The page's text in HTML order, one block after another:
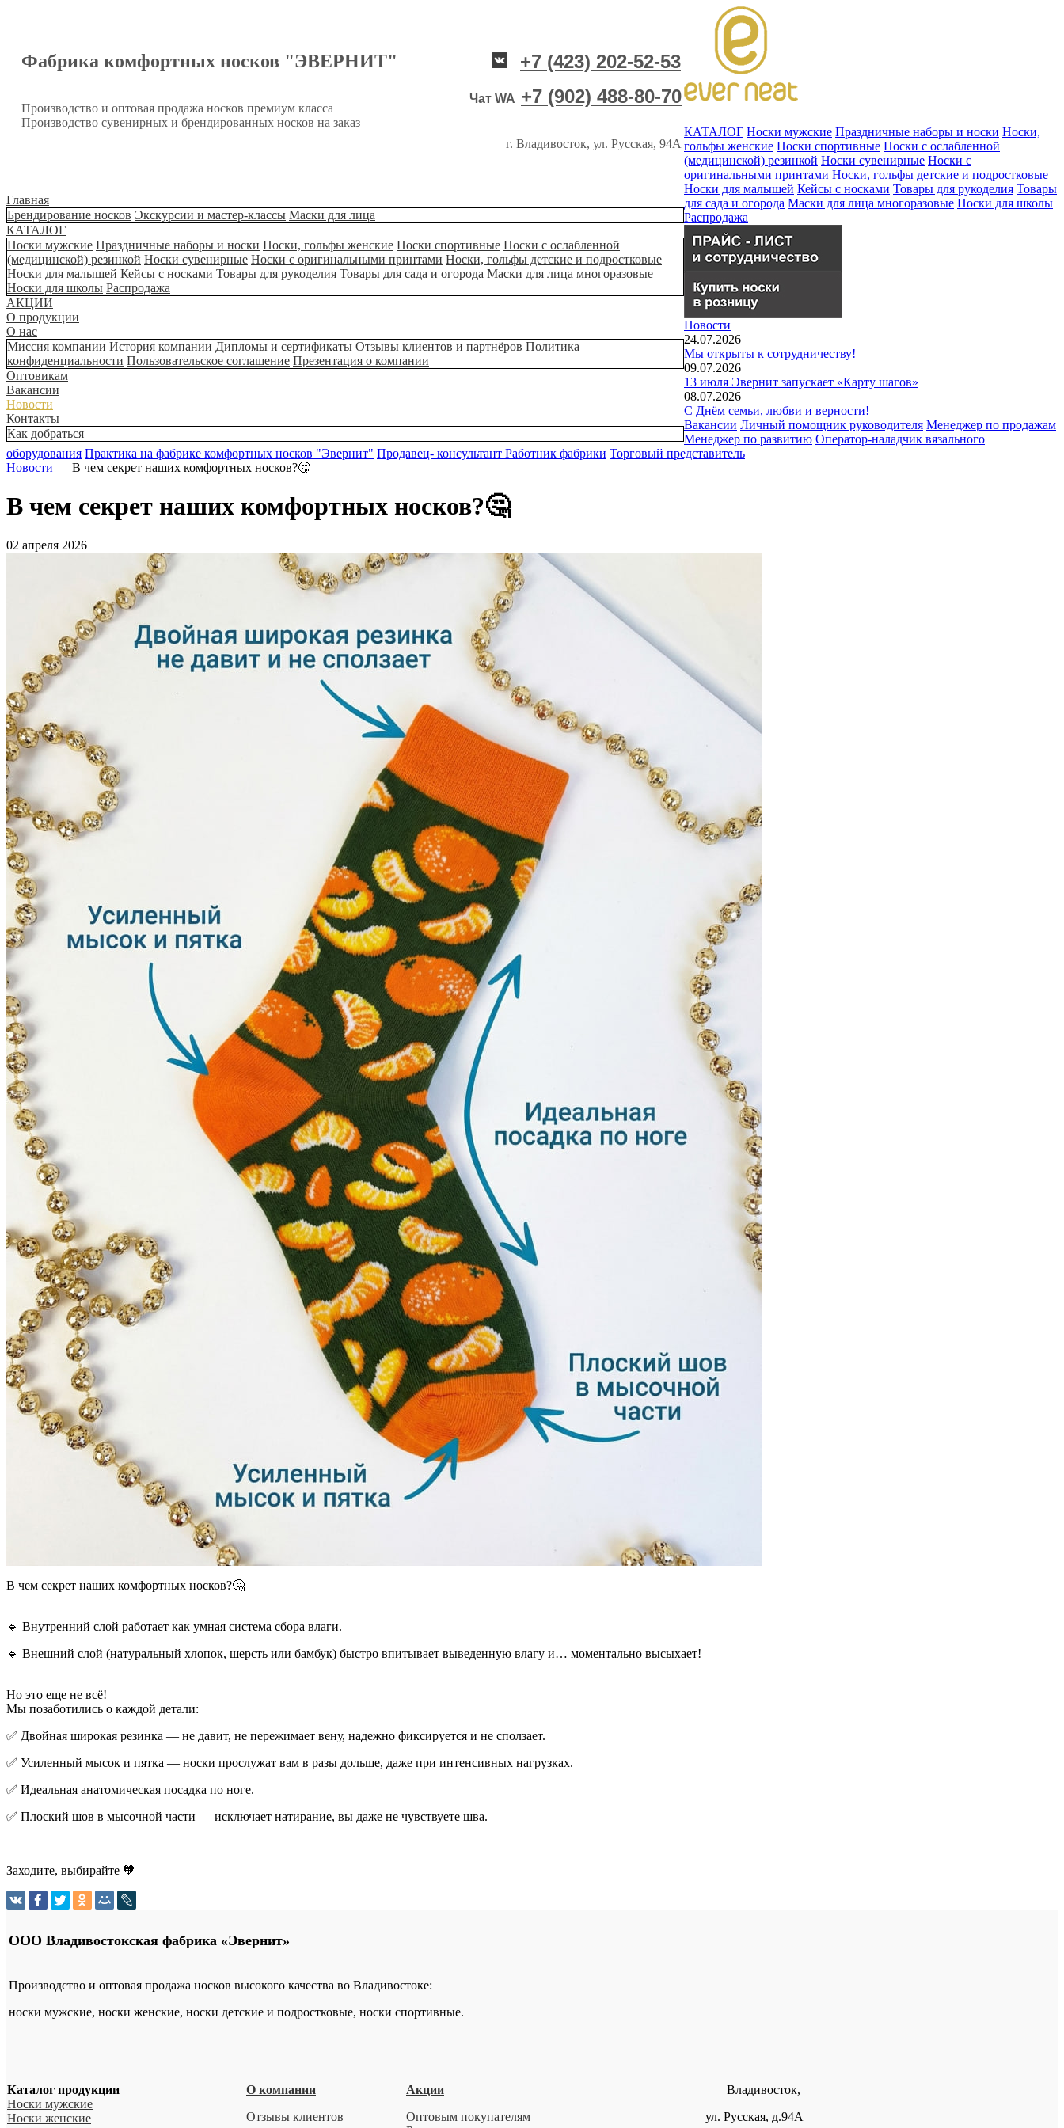
Фабрика комфортных носков "ЭВЕРНИТ"
Производство и оптовая продажа носков премиум класса
Производство сувенирных и брендированных носков на заказ
+7 (423) 202-52-53
Чат WA +7 (902) 488-80-70
г. Владивосток, ул. Русская, 94А
Главная
Брендирование носков Экскурсии и мастер-классы Маски для лица
КАТАЛОГ
Носки мужские Праздничные наборы и носки Носки, гольфы женские Носки спортивные Носки с ослабленной
(медицинской) резинкой Носки сувенирные Носки с оригинальными принтами Носки, гольфы детские и подростковые
Носки для малышей Кейсы с носками Товары для рукоделия Товары для сада и огорода Маски для лица многоразовые
Носки для школы Распродажа
АКЦИИ
О продукции
О нас
Миссия компании История компании Дипломы и сертификаты Отзывы клиентов и партнёров Политика
конфиденциальности Пользовательское соглашение Презентация о компании
Оптовикам
Вакансии
Новости
Контакты
Как добраться
КАТАЛОГ Носки мужские Праздничные наборы и носки Носки,
гольфы женские Носки спортивные Носки с ослабленной
(медицинской) резинкой Носки сувенирные Носки с
оригинальными принтами Носки, гольфы детские и подростковые
Носки для малышей Кейсы с носками Товары для рукоделия Товары
для сада и огорода Маски для лица многоразовые Носки для школы
Распродажа
Новости
24.07.2026
Мы открыты к сотрудничеству!
09.07.2026
13 июля Эвернит запускает «Карту шагов»
08.07.2026
С Днём семьи, любви и верности!
Вакансии Личный помощник руководителя Менеджер по продажам
Менеджер по развитию Оператор-наладчик вязального
оборудования Практика на фабрике комфортных носков "Эвернит" Продавец- консультант Работник фабрики Торговый представитель
Новости — В чем секрет наших комфортных носков?🤔
В чем секрет наших комфортных носков?🤔
02 апреля 2026
В чем секрет наших комфортных носков?🤔
🔹 Внутренний слой работает как умная система сбора влаги.
🔹 Внешний слой (натуральный хлопок, шерсть или бамбук) быстро впитывает выведенную влагу и… моментально высыхает!
Но это еще не всё!
Мы позаботились о каждой детали:
✅ Двойная широкая резинка — не давит, не пережимает вену, надежно фиксируется и не сползает.
✅ Усиленный мысок и пятка — носки прослужат вам в разы дольше, даже при интенсивных нагрузках.
✅ Идеальная анатомическая посадка по ноге.
✅ Плоский шов в мысочной части — исключает натирание, вы даже не чувствуете шва.
Заходите, выбирайте 🧡
ООО Владивостокская фабрика «Эвернит»
Производство и оптовая продажа носков высокого качества во Владивостоке:
носки мужские, носки женские, носки детские и подростковые, носки спортивные.
Каталог продукции
Носки мужские
Носки женские
О компании
Отзывы клиентов
Акции
Оптовым покупателям
Владивосток,
ул. Русская, д.94А